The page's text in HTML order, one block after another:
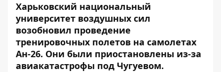
Харьковский национальный
университет воздушных сил
возобновил проведение
тренировочных полетов на самолетах
Ан-26. Они были приостановлены из-за
авиакатастрофы под Чугуевом.